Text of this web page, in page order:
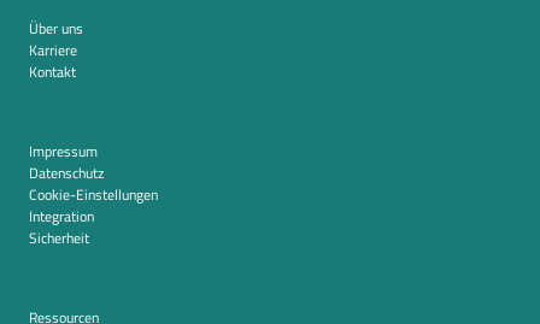
Über uns
Karriere
Kontakt
Impressum
Datenschutz
Cookie-Einstellungen
Integration
Sicherheit
Ressourcen